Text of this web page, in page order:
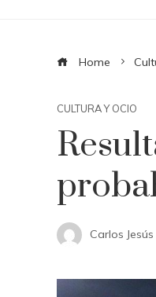
Home
CULTURA Y OCIO
Carlos